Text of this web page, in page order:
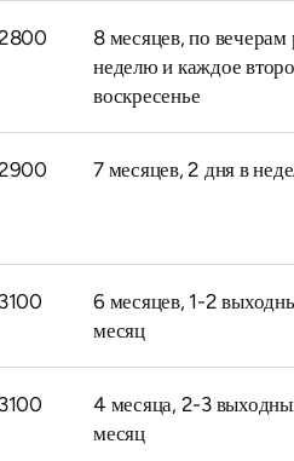
8 месяцев, по вечерам
неделю и каждое
воскресенье
7 месяцев, 2 дня в
6 месяцев, 1-2
месяц
4 месяца, 2-3
месяц